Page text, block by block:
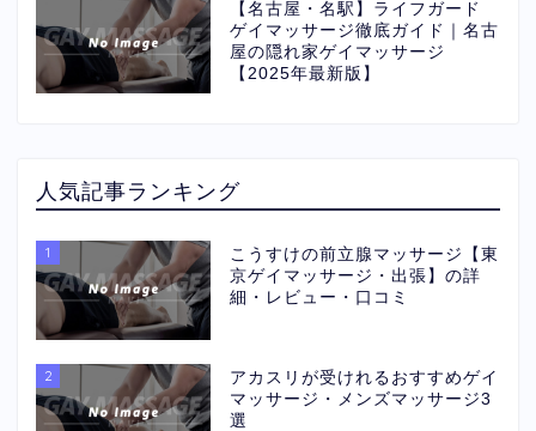
【名古屋・名駅】ライフガード
ゲイマッサージ徹底ガイド｜名古
屋の隠れ家ゲイマッサージ
【2025年最新版】
人気記事ランキング
1
こうすけの前立腺マッサージ【東
京ゲイマッサージ・出張】の詳
細・レビュー・口コミ
2
アカスリが受けれるおすすめゲイ
マッサージ・メンズマッサージ3
選